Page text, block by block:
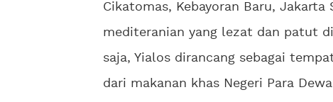
Cikatomas, Kebayoran Baru,
mediteranian yang lezat dan patut
saja, Yialos dirancang sebagai
dari makanan khas Negeri Para